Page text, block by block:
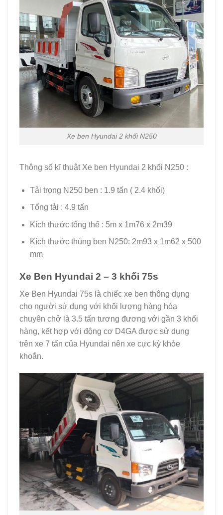
Xe ben Hyundai 2 khối N250
Thông số kĩ thuật Xe ben Hyundai 2 khối N250 :
Tải trọng N250 ben : 1.9 tấn ( 2.4 khối)
Tổng tải : 4.9 tấn
Kích thước tổng thể : 5m x 1m76 x 2m39
Kích thước thùng ben N250: 2m93 x 1m62 x 500
mm
Xe Ben Hyundai 2 – 3 khối 75s
Xe Ben Hyundai 75s là chiếc xe ben thông dụng
cho người sử dụng với khối lượng hàng hóa
chuyên chở là 3.5 tấn tương đương với gần 3 khối
hàng, kết hợp với động cơ D4GA được sử dụng
trên xe 7 tấn của Hyundai nên xe cực kỳ khỏe
khoắn.